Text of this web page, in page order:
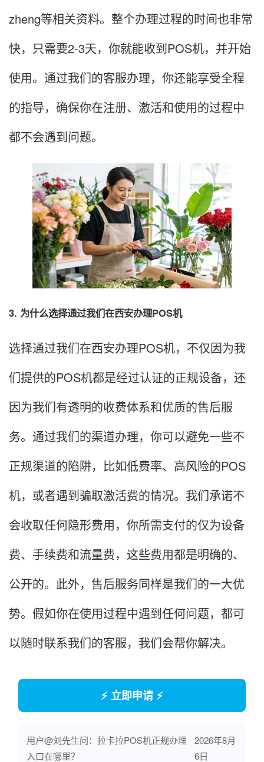
zheng等相关资料。整个办理过程的时间也非常
快，只需要2-3天，你就能收到POS机，并开始
使用。通过我们的客服办理，你还能享受全程
的指导，确保你在注册、激活和使用的过程中
都不会遇到问题。
3. 为什么选择通过我们在西安办理POS机
选择通过我们在西安办理POS机，不仅因为我
们提供的POS机都是经过认证的正规设备，还
因为我们有透明的收费体系和优质的售后服
务。通过我们的渠道办理，你可以避免一些不
正规渠道的陷阱，比如低费率、高风险的POS
机，或者遇到骗取激活费的情况。我们承诺不
会收取任何隐形费用，你所需支付的仅为设备
费、手续费和流量费，这些费用都是明确的、
公开的。 此外，售后服务同样是我们的一大优
势。假如你在使用过程中遇到任何问题，都可
以随时联系我们的客服，我们会帮你解决。
⚡ 立即申请 ⚡
用户@刘先生问：拉卡拉POS机正规办理
入口在哪里？
2026年8月
6日